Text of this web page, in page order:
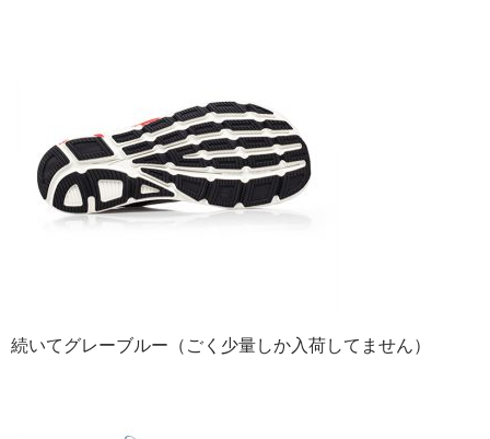
続いてグレーブルー（ごく少量しか入荷してません）